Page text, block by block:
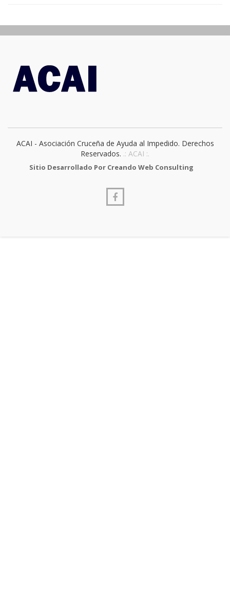
ACAI - Asociación Cruceña de Ayuda al Impedido. Derechos
Reservados. .: ACAI :.
Sitio Desarrollado Por Creando Web Consulting